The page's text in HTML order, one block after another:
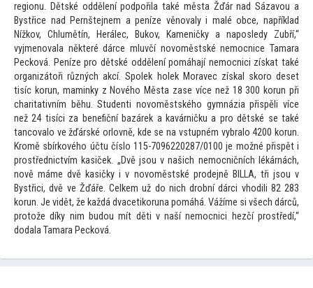
regionu. Dětské oddělení podpořila také města Žďár nad Sázavou a
Bystřice nad Pernštejnem a peníze věnovaly i malé obce, například
Nížkov, Chlumětín, Herálec, Bukov, Kameničky a naposledy Zubří,“
vyjmenovala některé dárce mluvčí novoměstské nemocnice Tamara
Pecková. Peníze pro dětské oddělení pomáhají nemocnici získat také
organizátoři různých akcí. Spolek holek Moravec získal skoro deset
tisíc korun, maminky z Nového Města zase více než 18 300 korun při
charitativním běhu. Studenti novoměstského gymnázia přispěli více
než 24 tisíci za benefiční bazárek a kavárničku a pro dětské se také
tancovalo ve žďárské orlovně, kde se na vstupném vybralo 4200 korun.
Kromě sbírkového účtu číslo 115-7096220287/0100 je možné přispět i
prostřednictvím kasiček. „Dvě jsou v našich nemocničních lékárnách,
nově máme dvě kasičky i v novoměstské prodejně BILLA, tři jsou v
Bystřici, dvě ve Žďáře. Celkem už do nich drobní dárci vhodili 82 283
korun. Je vidět, že každá dvacetikoruna pomáhá. Vážíme si všech dárců,
protože díky nim budou mít děti v naší nemocnici hezčí prostředí,“
dodala Tamara Pecková.